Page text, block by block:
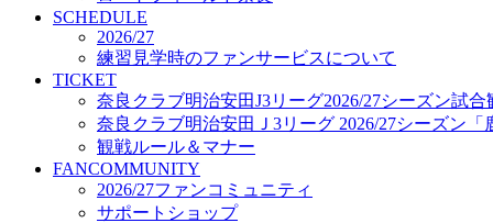
プロジェクト
コーチ&スタッフ
ジュニア
ジュニアユース
ユース
練習拠点（ナラディーア）
SCHOOL
CLUB
2026/27 パートナー企業
パートナー募集
SCHEDULE
2026/27
練習見学時のファンサービスについて
TICKET
奈良クラブ明治安田J3リーグ2026/27シーズン試合
奈良クラブ明治安田Ｊ3リーグ 2026/27シーズン「
観戦ルール＆マナー
FANCOMMUNITY
2026/27ファンコミュニティ
サポートショップ